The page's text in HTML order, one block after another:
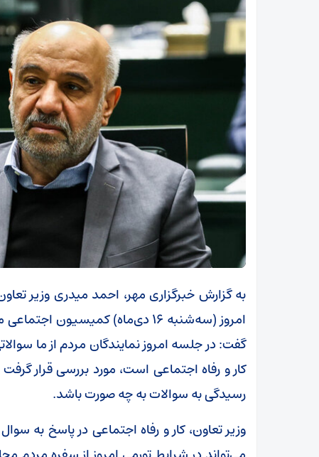
به گزارش خبرگزاری مهر، احمد میدری وزیر
امروز (سه‌شنبه ۱۶ دی‌ماه)
گفت: در جلسه امروز نمایندگان مردم از ما
کار و رفاه اجتماعی است، مورد بررسی قرار
رسیدگی به سوالات به چه صورت باشد.
وزیر تعاون، کار و رفاه اجتماعی در پاسخ به